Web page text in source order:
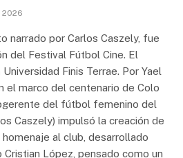
2026
narrado por Carlos Caszely, fue
del Festival Fútbol Cine. El
Finis Terrae. Por Yael
el marco del centenario de Colo
del fútbol femenino del
Caszely) impulsó la creación de
al club, desarrollado
Cristian López, pensado como un